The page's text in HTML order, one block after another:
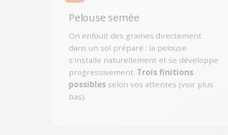
Pelouse semée
On enfouit des graines directement
dans un sol préparé : la pelouse
s’installe naturellement et se développe
progressivement. Trois finitions
possibles selon vos attentes (voir plus
bas).